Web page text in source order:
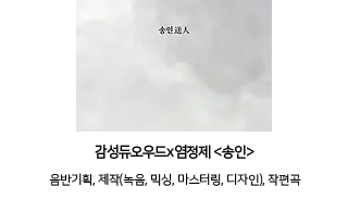
감성듀오우드x염정제 <송인>
음반기획, 제작(녹음, 믹싱, 마스터링, 디자인), 작편곡